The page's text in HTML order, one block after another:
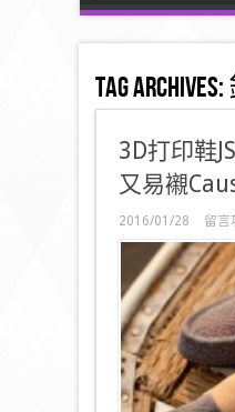
Tag Archives:
3D打印鞋
又易襯
2016/01/28
在
〈3D
打
印
鞋
JS
環
保
又
易
留言